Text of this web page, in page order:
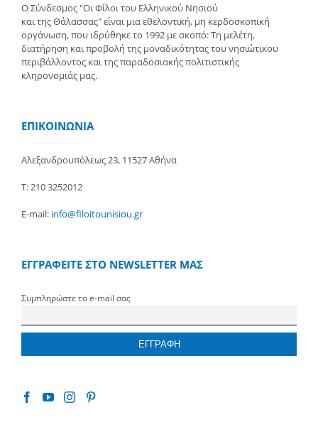
Ο Σύνδεσμος "Οι Φίλοι του Ελληνικού Νησιού
και της Θάλασσας" είναι μια εθελοντική, μη κερδοσκοπική
οργάνωση, που ιδρύθηκε το 1992 με σκοπό: Τη μελέτη,
διατήρηση και προβολή της μοναδικότητας του νησιώτικου
περιβάλλοντος και της παραδοσιακής πολιτιστικής
κληρονομιάς μας.
ΕΠΙΚΟΙΝΩΝΙΑ
Αλεξανδρουπόλεως 23, 11527 Αθήνα
Τ: 210 3252012
E-mail: info@filoitounisiou.gr
ΕΓΓΡΑΦΕΙΤΕ ΣΤΟ NEWSLETTER ΜΑΣ
Συμπληρώστε το e-mail σας